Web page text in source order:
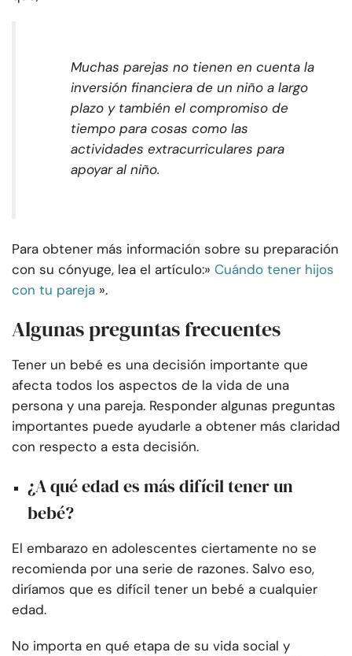
Muchas parejas no tienen en cuenta la
inversión financiera de un niño a largo
plazo y también el compromiso de
tiempo para cosas como las
actividades extracurriculares para
apoyar al niño.
Para obtener más información sobre su preparación
con su cónyuge, lea el artículo:» Cuándo tener hijos
con tu pareja ».
Algunas preguntas frecuentes
Tener un bebé es una decisión importante que
afecta todos los aspectos de la vida de una
persona y una pareja. Responder algunas preguntas
importantes puede ayudarle a obtener más claridad
con respecto a esta decisión.
¿A qué edad es más difícil tener un
bebé?
El embarazo en adolescentes ciertamente no se
recomienda por una serie de razones. Salvo eso,
diríamos que es difícil tener un bebé a cualquier
edad.
No importa en qué etapa de su vida social y